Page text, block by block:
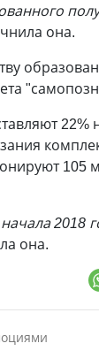
она.
22%
105
2018
она.